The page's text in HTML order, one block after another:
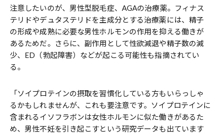
注意したいのが、男性型脱毛症、AGAの治療薬。フィナス
テリドやデュタステリドを主成分とする治療薬には、精子
の形成や成熟に必要な男性ホルモンの作用を抑える働きが
あるためだ。さらに、副作用として性欲減退や精子数の減
少、ED（勃起障害）などが起こる可能性も指摘されてい
る。
「ソイプロテインの摂取を習慣化している方もいらっしゃ
るかもしれませんが、これも要注意です。ソイプロテインに
含まれるイソフラボンは女性ホルモンに似た働きがあるた
め、男性不妊を引き起こすという研究データも出ています